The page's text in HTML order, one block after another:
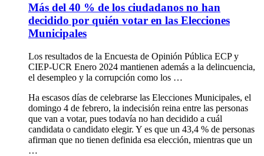
Más del 40 % de los ciudadanos no han
decidido por quién votar en las Elecciones
Municipales
Los resultados de la Encuesta de Opinión Pública ECP y
CIEP-UCR Enero 2024 mantienen además a la delincuencia,
el desempleo y la corrupción como los …
Ha escasos días de celebrarse las Elecciones Municipales, el
domingo 4 de febrero, la indecisión reina entre las personas
que van a votar, pues todavía no han decidido a cuál
candidata o candidato elegir. Y es que un 43,4 % de personas
afirman que no tienen definida esa elección, mientras que un
…